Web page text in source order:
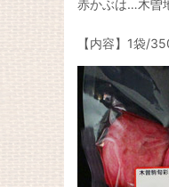
赤かぶは…木曽
【内容】1袋/